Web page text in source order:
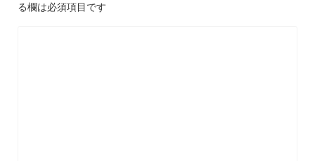
る欄は必須項目です